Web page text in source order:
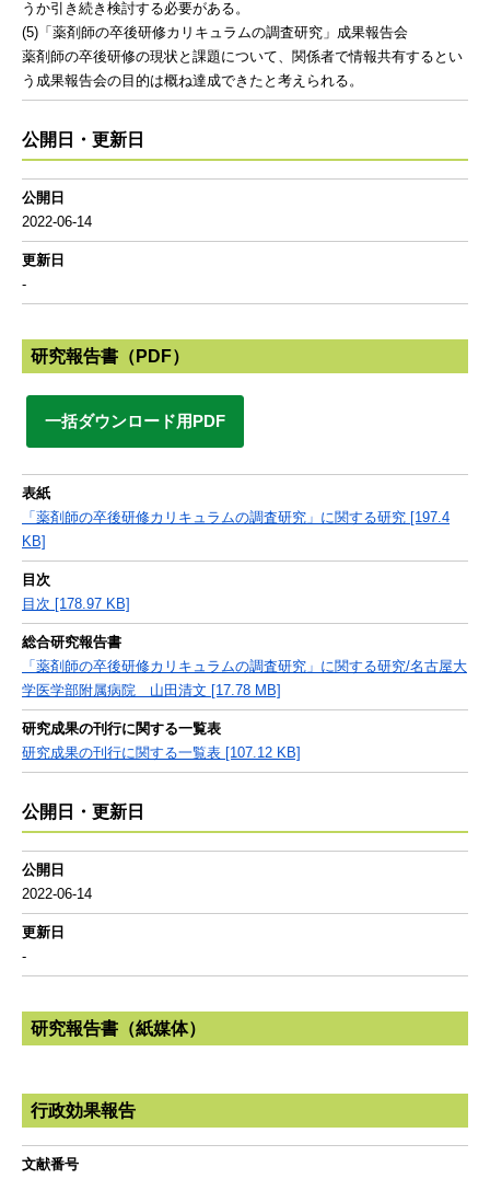
うか引き続き検討する必要がある。
(5)「薬剤師の卒後研修カリキュラムの調査研究」成果報告会
薬剤師の卒後研修の現状と課題について、関係者で情報共有するとい
う成果報告会の目的は概ね達成できたと考えられる。
公開日・更新日
公開日
2022-06-14
更新日
-
研究報告書（PDF）
一括ダウンロード用PDF
表紙
「薬剤師の卒後研修カリキュラムの調査研究」に関する研究 [197.4
KB]
目次
目次 [178.97 KB]
総合研究報告書
「薬剤師の卒後研修カリキュラムの調査研究」に関する研究/名古屋大
学医学部附属病院 山田清文 [17.78 MB]
研究成果の刊行に関する一覧表
研究成果の刊行に関する一覧表 [107.12 KB]
公開日・更新日
公開日
2022-06-14
更新日
-
研究報告書（紙媒体）
行政効果報告
文献番号